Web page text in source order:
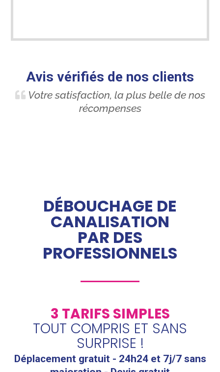
Avis vérifiés de nos clients
Votre satisfaction, la plus belle de nos
récompenses
DÉBOUCHAGE DE
CANALISATION
PAR DES
PROFESSIONNELS
3 TARIFS SIMPLES
TOUT COMPRIS ET SANS
SURPRISE !
Déplacement gratuit - 24h24 et 7j/7 sans